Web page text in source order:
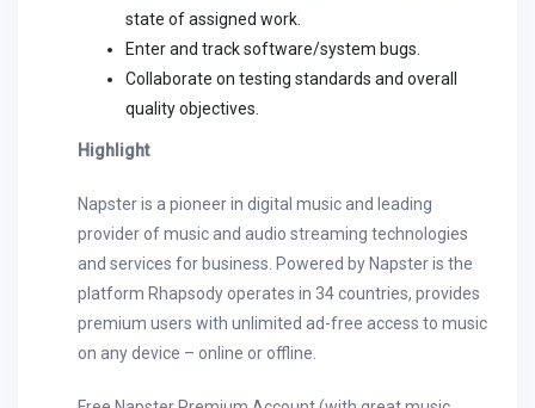
state of assigned work.
Enter and track software/system bugs.
Collaborate on testing standards and overall
quality objectives.
Highlight
Napster is a pioneer in digital music and leading
provider of music and audio streaming technologies
and services for business. Powered by Napster is the
platform Rhapsody operates in 34 countries, provides
premium users with unlimited ad-free access to music
on any device – online or offline.